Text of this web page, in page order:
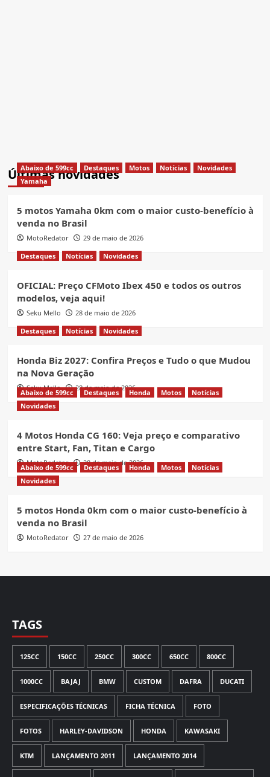
Últimas novidades
Abaixo de 599cc Destaques Motos Notícias
Novidades
Yamaha
5 motos Yamaha 0km com o maior custo-benefício à
venda no Brasil
MotoRedator
29 de maio de 2026
Destaques
Notícias Novidades
OFICIAL: Preço CFMoto Ibex 450 e todos os outros
modelos, veja aqui!
Seku Mello
28 de maio de 2026
Destaques
Notícias Novidades
Honda Biz 2027: Confira Preços e Tudo o que Mudou
na Nova Geração
Seku Mello 28 de maio de 2026
Abaixo de 599cc Destaques Honda Motos
Notícias
Novidades
4 Motos Honda CG 160: Veja preço e comparativo
entre Start, Fan, Titan e Cargo
MotoRedator 28 de maio de 2026
Abaixo de 599cc Destaques Honda Motos
Notícias
Novidades
5 motos Honda 0km com o maior custo-benefício à
venda no Brasil
MotoRedator 27 de maio de 2026
TAGS
125CC 150CC 250CC 300CC 650CC 800CC
1000CC BAJAJ BMW CUSTOM DAFRA DUCATI
ESPECIFICAÇÕES TÉCNICAS FICHA TÉCNICA FOTO
FOTOS HARLEY-DAVIDSON HONDA KAWASAKI
KTM LANÇAMENTO 2011 LANÇAMENTO 2014